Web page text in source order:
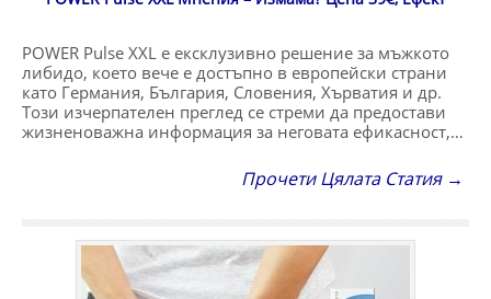
POWER Pulse XXL е ексклузивно решение за мъжкото
либидо, което вече е достъпно в европейски страни
като Германия, България, Словения, Хърватия и др.
Този изчерпателен преглед се стреми да предостави
жизненоважна информация за неговата ефикасност,…
Прочети Цялата Статия →